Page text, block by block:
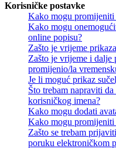
Korisničke postavke
Kako mogu promijeniti
Kako mogu
online popisu?
Zašto je vrijeme
Zašto je vrijeme i dalje
promijenio/la
Je li moguć prikaz
Što trebam napraviti
korisničkog imena?
Kako mogu dodati
Kako mogu promijeniti
Zašto se trebam
poruku elektroničkom